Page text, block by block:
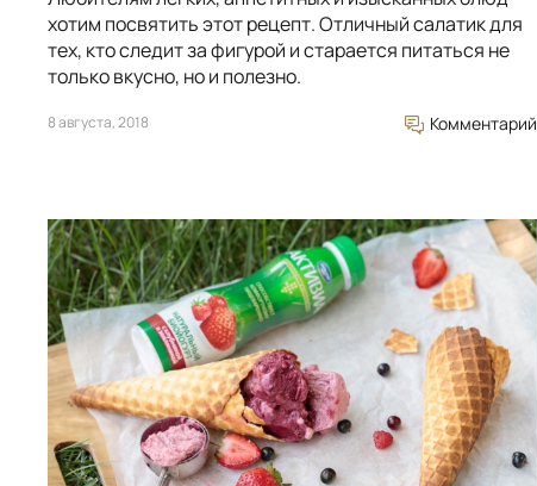
хотим посвятить этот рецепт. Отличный салатик для
тех, кто следит за фигурой и старается питаться не
только вкусно, но и полезно.
8 августа, 2018 Комментарий